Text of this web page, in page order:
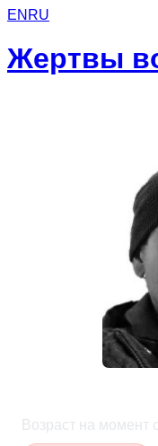
EN RU
Жертвы
Возраст на момент